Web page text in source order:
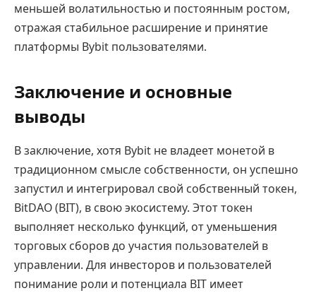
меньшей волатильностью и постоянным ростом,
отражая стабильное расширение и принятие
платформы Bybit пользователями.
Заключение и основные
выводы
В заключение, хотя Bybit не владеет монетой в
традиционном смысле собственности, он успешно
запустил и интегрировал свой собственный токен,
BitDAO (BIT), в свою экосистему. Этот токен
выполняет несколько функций, от уменьшения
торговых сборов до участия пользователей в
управлении. Для инвесторов и пользователей
понимание роли и потенциала BIT имеет